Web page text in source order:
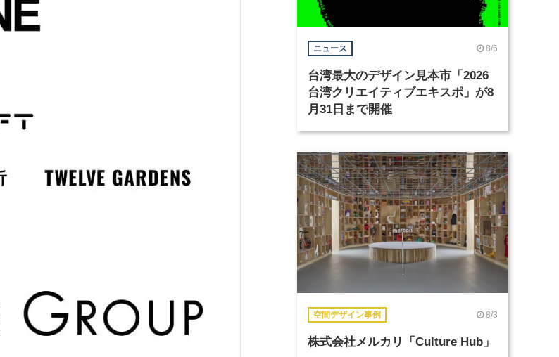
ニュース 8/6
台湾最大のデザイン見本市「2026
台湾クリエイティブエキスポ」が8
月31日まで開催
空間デザイン事例 8/3
株式会社メルカリ「Culture Hub」